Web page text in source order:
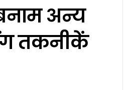
अन्य
तकनीकें